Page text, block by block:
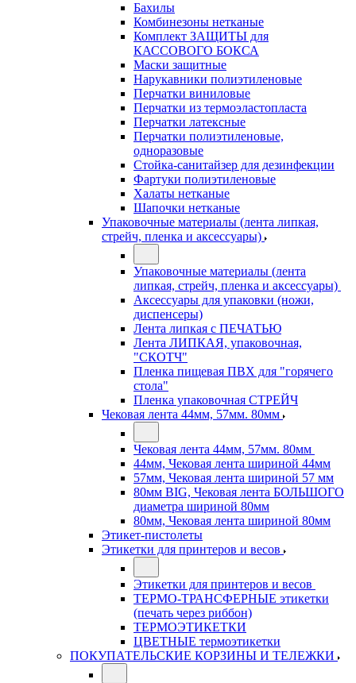
Бахилы
Комбинезоны нетканые
Комплект ЗАЩИТЫ для
КАССОВОГО БОКСА
Маски защитные
Нарукавники полиэтиленовые
Перчатки виниловые
Перчатки из термоэластопласта
Перчатки латексные
Перчатки полиэтиленовые,
одноразовые
Стойка-санитайзер для дезинфекции
Фартуки полиэтиленовые
Халаты нетканые
Шапочки нетканые
Упаковочные материалы (лента липкая,
стрейч, пленка и аксессуары)
Упаковочные материалы (лента
липкая, стрейч, пленка и аксессуары)
Аксессуары для упаковки (ножи,
диспенсеры)
Лента липкая с ПЕЧАТЬЮ
Лента ЛИПКАЯ, упаковочная,
"СКОТЧ"
Пленка пищевая ПВХ для "горячего
стола"
Пленка упаковочная СТРЕЙЧ
Чековая лента 44мм, 57мм. 80мм
Чековая лента 44мм, 57мм. 80мм
44мм, Чековая лента шириной 44мм
57мм, Чековая лента шириной 57 мм
80мм BIG, Чековая лента БОЛЬШОГО
диаметра шириной 80мм
80мм, Чековая лента шириной 80мм
Этикет-пистолеты
Этикетки для принтеров и весов
Этикетки для принтеров и весов
ТЕРМО-ТРАНСФЕРНЫЕ этикетки
(печать через риббон)
ТЕРМОЭТИКЕТКИ
ЦВЕТНЫЕ термоэтикетки
ПОКУПАТЕЛЬСКИЕ КОРЗИНЫ И ТЕЛЕЖКИ